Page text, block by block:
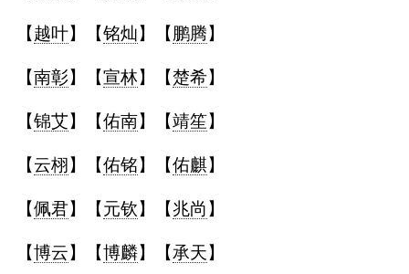
【越叶】【铭灿】【鹏腾】
【南彰】【宣林】【楚希】
【锦艾】【佑南】【靖笙】
【云栩 】【佑铭】【佑麒】
【佩君】【元钦】【兆尚 】
【博云】【博麟】【承天】